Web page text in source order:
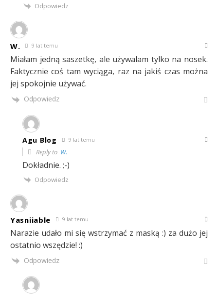
Odpowiedz
W. 9 lat temu
Miałam jedną saszetkę, ale używalam tylko na nosek.
Faktycznie coś tam wyciąga, raz na jakiś czas można
jej spokojnie używać.
Odpowiedz
Agu Blog 9 lat temu
Reply to W.
Dokładnie. ;-)
Odpowiedz
Yasniiable 9 lat temu
Narazie udało mi się wstrzymać z maską :) za dużo jej
ostatnio wszędzie! :)
Odpowiedz